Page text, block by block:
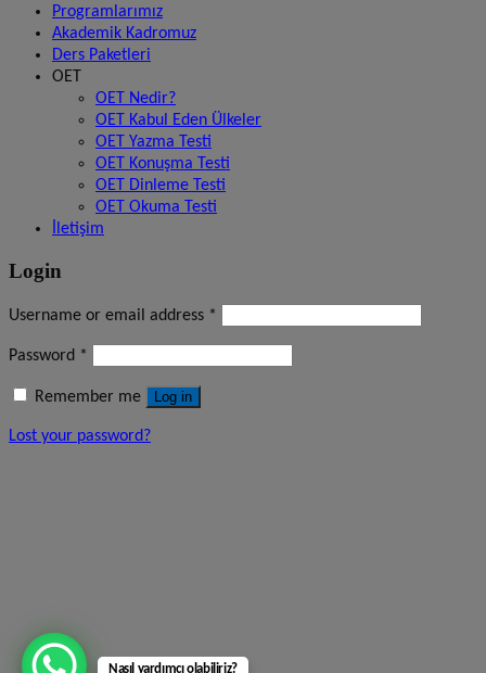
Programlarımız
Akademik Kadromuz
Ders Paketleri
OET
OET Nedir?
OET Kabul Eden Ülkeler
OET Yazma Testi
OET Konuşma Testi
OET Dinleme Testi
OET Okuma Testi
İletişim
Nasıl yardımcı olabiliriz?
Login
Username or email address *
Password *
Remember me Log in
Lost your password?